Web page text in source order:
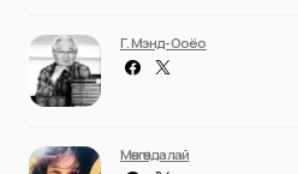
Г. Мэнд-Ооёо
Мөнгөндалай